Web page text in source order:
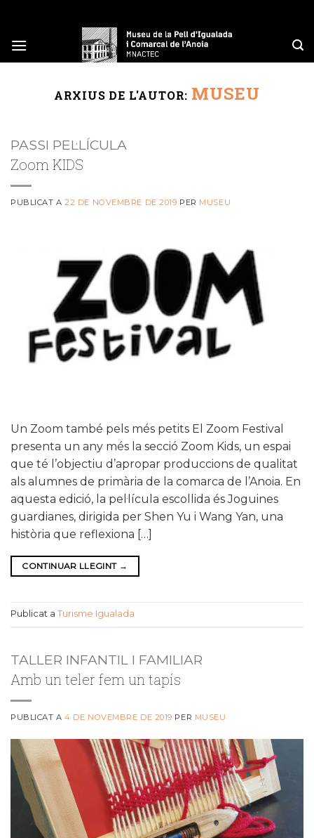
content
ARXIUS DE L'AUTOR: MUSEU
PASSI PEL·LÍCULA
Zoom KIDS
PUBLICAT A22 DE NOVEMBRE DE 2019 PER MUSEU
Un Zoom també pels més petits El Zoom Festival
presenta un any més la secció Zoom Kids, un espai
que té l’objectiu d’apropar produccions de qualitat
als alumnes de primària de la comarca de l’Anoia. En
aquesta edició, la pel·lícula escollida és Joguines
guardianes, dirigida per Shen Yu i Wang Yan, una
història que reflexiona […]
CONTINUAR LLEGINT →
Publicat a Turisme Igualada
TALLER INFANTIL I FAMILIAR
Amb un teler fem un tapís
PUBLICAT A4 DE NOVEMBRE DE 2019 PER MUSEU